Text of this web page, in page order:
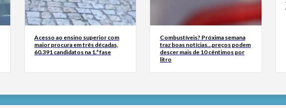
Acesso ao ensino superior com
maior procura em três décadas,
60.391 candidatos na 1.ª fase
Combustíveis? Próxima semana
traz boas notícias…preços podem
descer mais de 10 cêntimos por
litro